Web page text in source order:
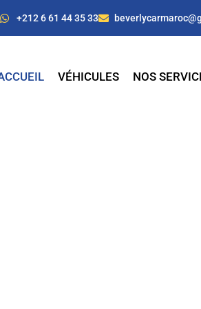
+212 6 61 44 35 33
VÉHICULES NOS